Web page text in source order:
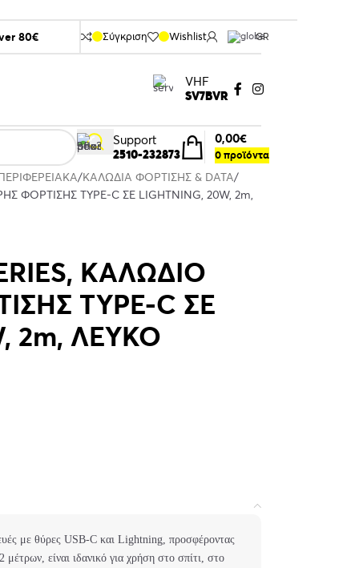
80€ Σύγκριση Wishlist GR
VHF
SV7BVR
Support
2510-232873
0προϊόντα
0,00€
ΚΑΛΩΔΙΑ ΦΟΡΤΙΣΗΣ & DATA
ΦΟΡΤΙΣΗΣ TYPE-C ΣΕ LIGHTNING, 20W, 2m,
ΚΑΛΩΔΙΟ
TYPE-C ΣΕ
2m, ΛΕΥΚΟ
με θύρες USB-C και Lightning, προσφέροντας
είναι ιδανικό για χρήση στο σπίτι, στο